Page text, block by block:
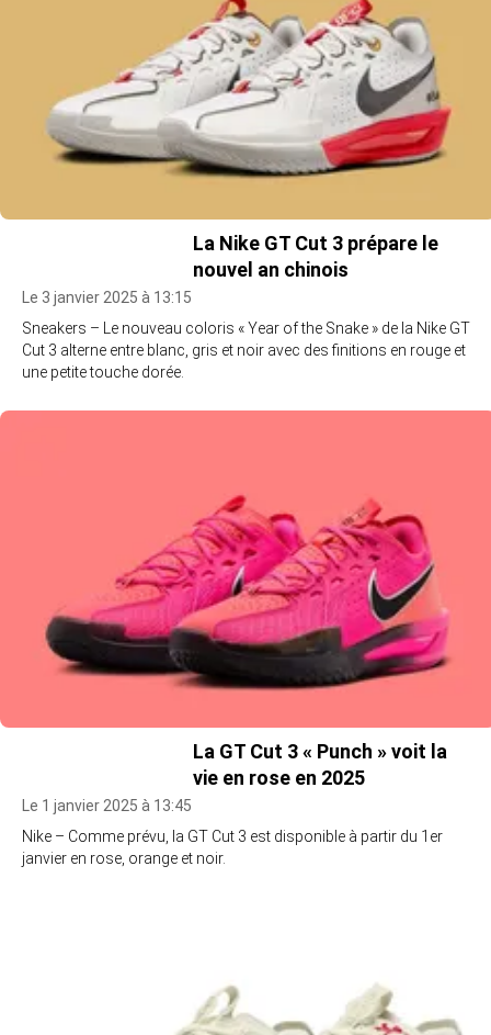
La Nike GT Cut 3 prépare le
nouvel an chinois
Le 3 janvier 2025 à 13:15
Sneakers – Le nouveau coloris « Year of the Snake » de la Nike GT
Cut 3 alterne entre blanc, gris et noir avec des finitions en rouge et
une petite touche dorée.
La GT Cut 3 « Punch » voit la
vie en rose en 2025
Le 1 janvier 2025 à 13:45
Nike – Comme prévu, la GT Cut 3 est disponible à partir du 1er
janvier en rose, orange et noir.